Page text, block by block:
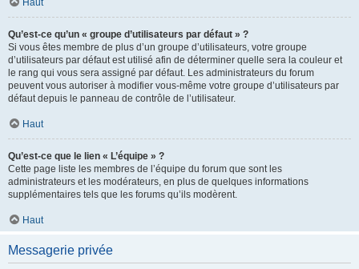
Haut
Qu’est-ce qu’un « groupe d’utilisateurs par défaut » ?
Si vous êtes membre de plus d’un groupe d’utilisateurs, votre groupe
d’utilisateurs par défaut est utilisé afin de déterminer quelle sera la couleur et
le rang qui vous sera assigné par défaut. Les administrateurs du forum
peuvent vous autoriser à modifier vous-même votre groupe d’utilisateurs par
défaut depuis le panneau de contrôle de l’utilisateur.
Haut
Qu’est-ce que le lien « L’équipe » ?
Cette page liste les membres de l’équipe du forum que sont les
administrateurs et les modérateurs, en plus de quelques informations
supplémentaires tels que les forums qu’ils modèrent.
Haut
Messagerie privée